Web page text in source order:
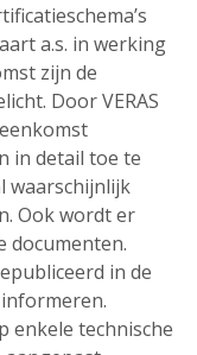
a.s. in werking
zijn de
Door VERAS
in detail toe te
waarschijnlijk
Ook wordt er
documenten.
in de
enkele technische